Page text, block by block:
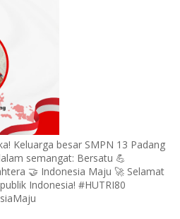
Keluarga besar SMPN 13 Padang
semangat: Bersatu 💪
🤝 Indonesia Maju 🚀 Selamat
Indonesia! #HUTRI80